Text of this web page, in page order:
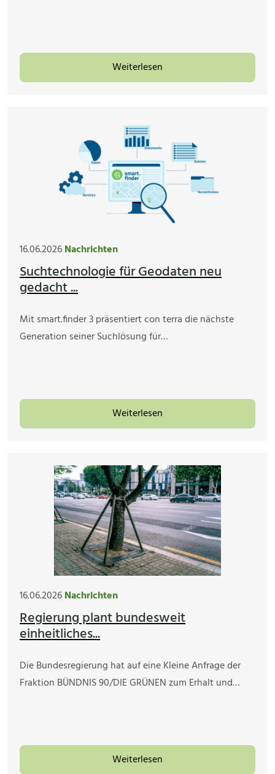
Weiterlesen
16.06.2026Nachrichten
Suchtechnologie für Geodaten neu
gedacht ...
Mit smart.finder 3 präsentiert con terra die nächste
Generation seiner Suchlösung für…
Weiterlesen
16.06.2026Nachrichten
Regierung plant bundesweit
einheitliches...
Die Bundesregierung hat auf eine Kleine Anfrage der
Fraktion BÜNDNIS 90/DIE GRÜNEN zum Erhalt und…
Weiterlesen